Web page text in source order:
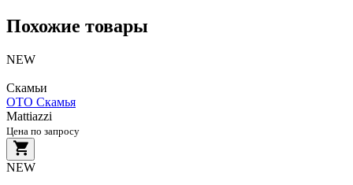
Похожие товары
NEW
Скамьи
OTO Скамья
Mattiazzi
Цена по запросу
NEW